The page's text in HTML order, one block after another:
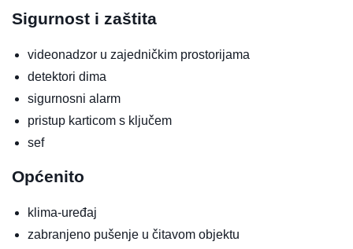
Sigurnost i zaštita
videonadzor u zajedničkim prostorijama
detektori dima
sigurnosni alarm
pristup karticom s ključem
sef
Općenito
klima-uređaj
zabranjeno pušenje u čitavom objektu